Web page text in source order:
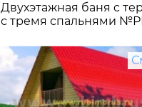
Двухэтажная баня c
с тремя спальнями №